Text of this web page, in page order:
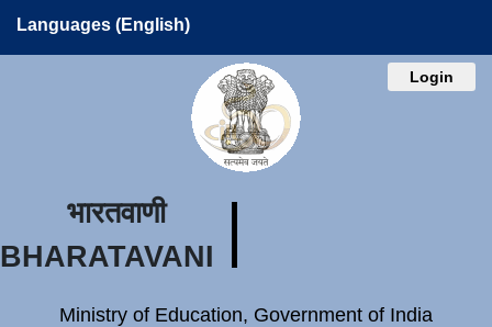
Languages (English)
Login
भारतवाणी
BHARATAVANI
Ministry of Education, Government of India